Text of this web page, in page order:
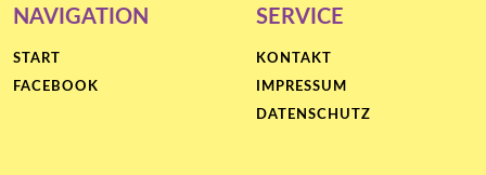
NAVIGATION
START
FACEBOOK
SERVICE
KONTAKT
IMPRESSUM
DATENSCHUTZ